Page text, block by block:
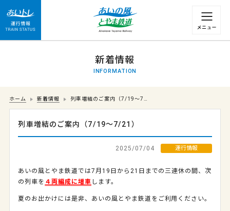
運行情報 列車の遅れ情報等についてはこちら
新着情報
INFORMATION
ホーム 新着情報 列車増結のご案内（7/19～7…
列車増結のご案内（7/19～7/21）
2025/07/04 運行情報
あいの風とやま鉄道では7月19日から21日までの三連休の間、次
の列車を ４両編成に増車 します。
夏のお出かけには是非、あいの風とやま鉄道をご利用ください。